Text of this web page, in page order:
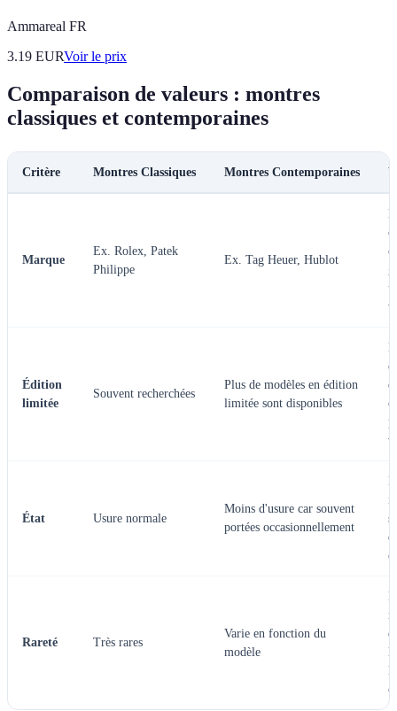
Ammareal FR
3.19 EURVoir le prix
Comparaison de valeurs : montres
classiques et contemporaines
Critère Montres Classiques Montres Contemporaines
Marque
Ex. Rolex, Patek
Philippe
Ex. Tag Heuer, Hublot
Édition
limitée
Souvent recherchées
Plus de modèles en édition
limitée sont disponibles
État Usure normale
Moins d'usure car souvent
portées occasionnellement
Rareté Très rares
Varie en fonction du
modèle